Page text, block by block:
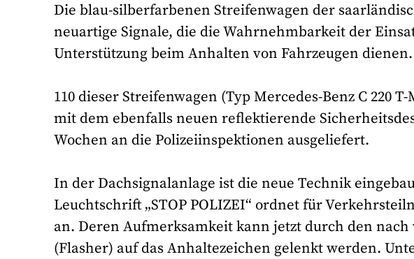
Die blau-silberfarbenen Streifenwagen der
neuartige Signale, die die Wahrnehmbarkeit der
Unterstützung beim Anhalten von Fahrzeugen dienen.
110 dieser Streifenwagen (Typ Mercedes-Benz C 220
mit dem ebenfalls neuen reflektierende
Wochen an die Polizeiinspektionen ausgeliefert.
In der Dachsignalanlage ist die neue Technik
Leuchtschrift „STOP POLIZEI“ ordnet für
an. Deren Aufmerksamkeit kann jetzt durch den
(Flasher) auf das Anhaltezeichen gelenkt werden.